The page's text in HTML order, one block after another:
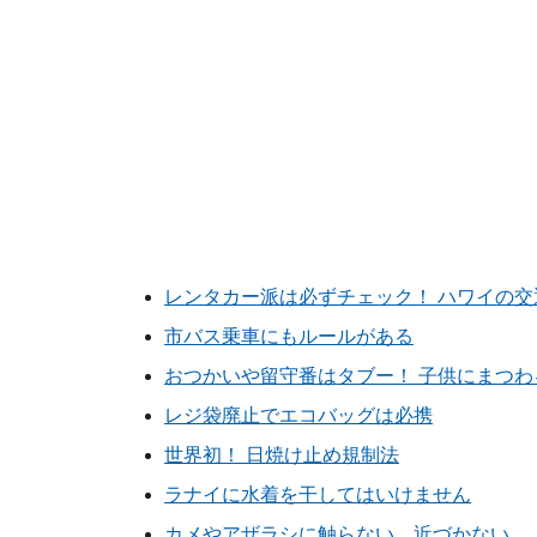
レンタカー派は必ずチェック！ ハワイの
市バス乗車にもルールがある
おつかいや留守番はタブー！ 子供にまつ
レジ袋廃止でエコバッグは必携
世界初！ 日焼け止め規制法
ラナイに水着を干してはいけません